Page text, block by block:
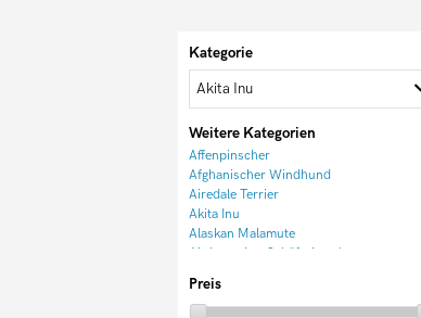
Kategorie
Akita Inu
Weitere Kategorien
Affenpinscher
Afghanischer Windhund
Airedale Terrier
Akita Inu
Alaskan Malamute
Altdeutscher Schäferhund
Appenzeller Sennenhund
Australian Cattle Dog
Preis